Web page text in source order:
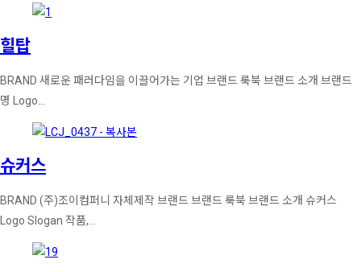
힐탑
BRAND 새로운 패러다임을 이끌어가는 기업 브랜드 룩북 브랜드 소개 브랜드
명 Logo…
슈커스
BRAND (주)조이컴퍼니 자체제작 브랜드 브랜드 룩북 브랜드 소개 슈커스
Logo Slogan 작품,…